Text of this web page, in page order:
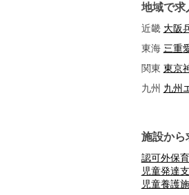
地域で求
近畿：大阪
東海：三重
関東：東京
九州：九州
施設から
認可外保
児童発達
児童養護